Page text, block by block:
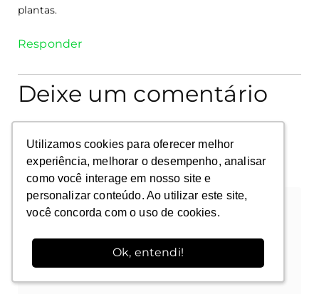
Utilizamos cookies para oferecer melhor
experiência, melhorar o desempenho, analisar
como você interage em nosso site e
personalizar conteúdo. Ao utilizar este site,
você concorda com o uso de cookies.
Ok, entendi!
Utilizamos cookies para oferecer melhor
experiência, melhorar o desempenho, analisar
como você interage em nosso site e
personalizar conteúdo. Ao utilizar este site,
você concorda com o uso de cookies.
Ok, entendi!
plantas.
Responder
Deixe um comentário
O seu endereço de e-mail não será publicado.
Campos obrigatórios são marcados com
Comentário*